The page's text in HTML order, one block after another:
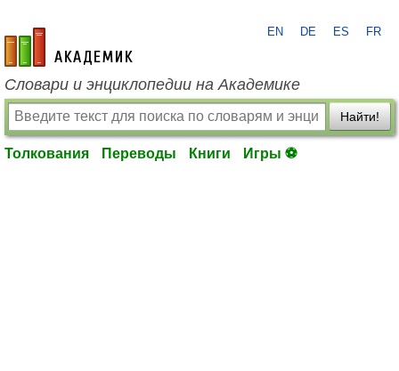
academic.ru
EN DE ES FR
Словари и энциклопедии на Академике
Найти!
Толкования Переводы Книги Игры ⚽